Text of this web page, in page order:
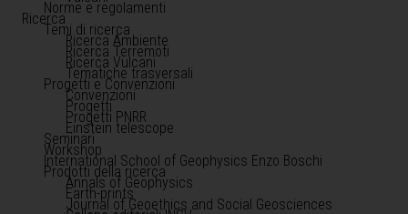
Norme e regolamenti
Ricerca
Temi di ricerca
Ricerca Ambiente
Ricerca Terremoti
Ricerca Vulcani
Tematiche trasversali
Progetti e Convenzioni
Convenzioni
Progetti
Progetti PNRR
Einstein telescope
Seminari
Workshop
International School of Geophysics Enzo Boschi
Prodotti della ricerca
Annals of Geophysics
Earth-prints
Journal of Geoethics and Social Geosciences